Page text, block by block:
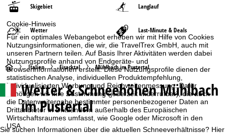
Cookie-Hinweis
Für ein optimales Webangebot erheben wir mit Hilfe von Cookies
Nutzungsinformationen, die wir, die TravelTrex GmbH, auch mit
unseren Partnern teilen. Auf Basis Ihrer Aktivitäten werden dabei
Nutzungsprofile anhand von Endgeräte- und
Browserinformationen erstellt. Diese Nutzungsprofile dienen der
statistischen Analyse, individuellen Produktempfehlung,
individualisierten Werbung und Reichweitenmessung. Dafür
benötigen wir Ihre Zustimmung (jederzeit widerrufbar), die auch
die Datenweitergabe bestimmter personenbezogener Daten an
Drittanbieter in Drittländern außerhalb des Europäischen
Wirtschaftsraumes umfasst, wie Google oder Microsoft in den
USA.
Skigebiet Langlauf
Wetter Last-Minute & Deals
S
t
a
r
Italien Eisacktal Mühlbach im Pustertal
Wetter & Schneehöhen Mühlbach
im Pustertal
Sie suchen Informationen über die aktuellen Schneeverhältnisse? Hier